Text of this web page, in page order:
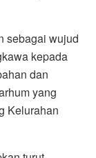
sebagai wujud
kepada
dan
yang
Kelurahan